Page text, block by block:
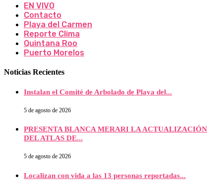
EN VIVO
Contacto
Playa del Carmen
Reporte Clima
Quintana Roo
Puerto Morelos
Noticias Recientes
Instalan el Comité de Arbolado de Playa del...
5 de agosto de 2026
PRESENTA BLANCA MERARI LA ACTUALIZACIÓN
DEL ATLAS DE...
5 de agosto de 2026
Localizan con vida a las 13 personas reportadas...